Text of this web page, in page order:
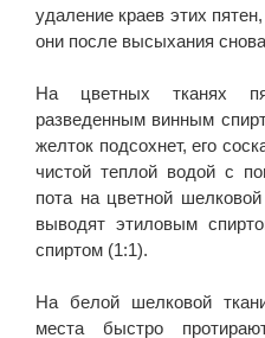
удаление краев этих
они после высыхания
На цветных тканях
разведенным винным
желток подсохнет, его
чистой теплой водой с
пота на цветной
выводят этиловым
спиртом (1:1).
На белой шелковой
места быстро